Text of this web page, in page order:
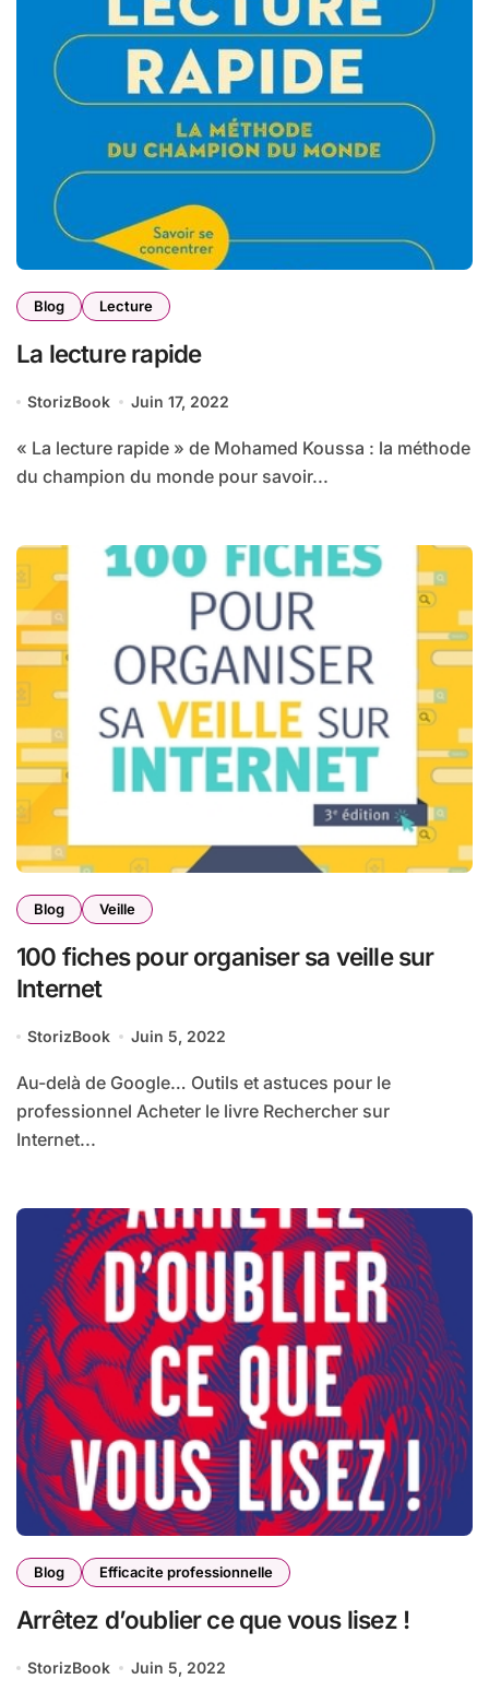
Blog Lecture
La lecture rapide
StorizBook Juin 17, 2022
« La lecture rapide » de Mohamed Koussa : la méthode
du champion du monde pour savoir...
Blog Veille
100 fiches pour organiser sa veille sur
Internet
StorizBook Juin 5, 2022
Au-delà de Google… Outils et astuces pour le
professionnel Acheter le livre Rechercher sur
Internet...
Blog Efficacite professionnelle
Arrêtez d’oublier ce que vous lisez !
StorizBook Juin 5, 2022